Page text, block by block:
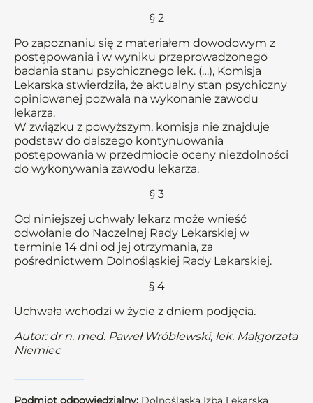
§ 2
Po zapoznaniu się z materiałem dowodowym z
postępowania i w wyniku przeprowadzonego
badania stanu psychicznego lek. (…), Komisja
Lekarska stwierdziła, że aktualny stan psychiczny
opiniowanej pozwala na wykonanie zawodu
lekarza.
W związku z powyższym, komisja nie znajduje
podstaw do dalszego kontynuowania
postępowania w przedmiocie oceny niezdolności
do wykonywania zawodu lekarza.
§ 3
Od niniejszej uchwały lekarz może wnieść
odwołanie do Naczelnej Rady Lekarskiej w
terminie 14 dni od jej otrzymania, za
pośrednictwem Dolnośląskiej Rady Lekarskiej.
§ 4
Uchwała wchodzi w życie z dniem podjęcia.
Autor: dr n. med. Paweł Wróblewski, lek. Małgorzata
Niemiec
Podmiot odpowiedzialny: Dolnośląska Izba Lekarska